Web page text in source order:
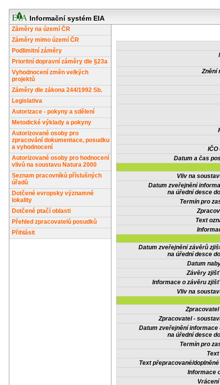
Informační systém EIA
Záměry na území ČR
Záměry mimo území ČR
Podlimitní záměry
Prioritní dopravní záměry dle §23a
Vyhodnocení změn velkých
projektů
Záměry dle zákona 244/1992 Sb.
Legislativa
Autorizace - pokyny a sdělení
Metodické výklady a pokyny
Autorizované osoby pro
zpracování dokumentace, posudku
a vyhodnocení
Autorizované osoby pro hodnocení
vlivů na soustavu Natura 2000
Seznam pracovníků příslušných
úřadů
Dotčené evropsky významné
lokality
Dotčené ptačí oblasti
Přehled zpracovatelů posudků
Přihlásit
Znění
IČO
Datum a čas
Vliv na
Datum zveřejnění
na úřední desce
Termín pro
Text
Datum zveřejnění závěrů
na úřední desce
Datum
Závěry
Informace o závěru
Vliv na
Zpracovatel -
Datum zveřejnění informace
na úřední desce
Termín pro
Text přepracované/
Informace